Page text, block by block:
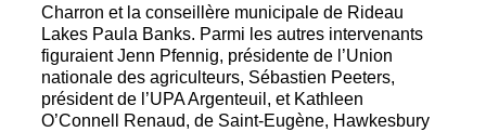
Charron et la conseillère municipale de Rideau
Lakes Paula Banks. Parmi les autres intervenants
figuraient Jenn Pfennig, présidente de l’Union
nationale des agriculteurs, Sébastien Peeters,
président de l’UPA Argenteuil, et Kathleen
O’Connell Renaud, de Saint-Eugène, Hawkesbury